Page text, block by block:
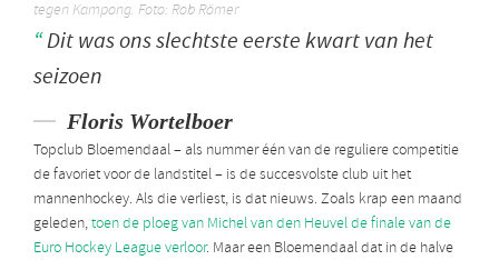
tegen Kampong. Foto: Rob Römer
Dit was ons slechtste eerste kwart van het
seizoen
Floris Wortelboer
Topclub Bloemendaal – als nummer één van de reguliere competitie
de favoriet voor de landstitel – is de succesvolste club uit het
mannenhockey. Als die verliest, is dat nieuws. Zoals krap een maand
geleden,toen de ploeg van Michel van den Heuvel de finale van de
Euro Hockey League verloor. Maar een Bloemendaal dat in de halve